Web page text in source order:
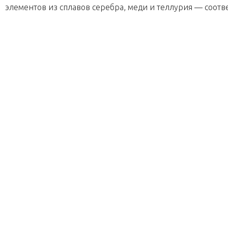
элементов из сплавов серебра, меди и теллурия —